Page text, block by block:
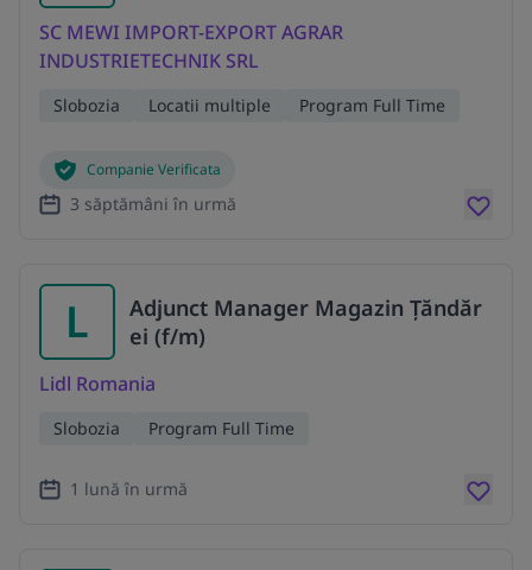
SC MEWI IMPORT-EXPORT AGRAR
INDUSTRIETECHNIK SRL
Slobozia Locatii multiple Program Full Time
Companie Verificata
3 săptămâni în urmă
L
Adjunct Manager Magazin Țăndăr
ei (f/m)
Lidl Romania
Slobozia Program Full Time
1 lună în urmă